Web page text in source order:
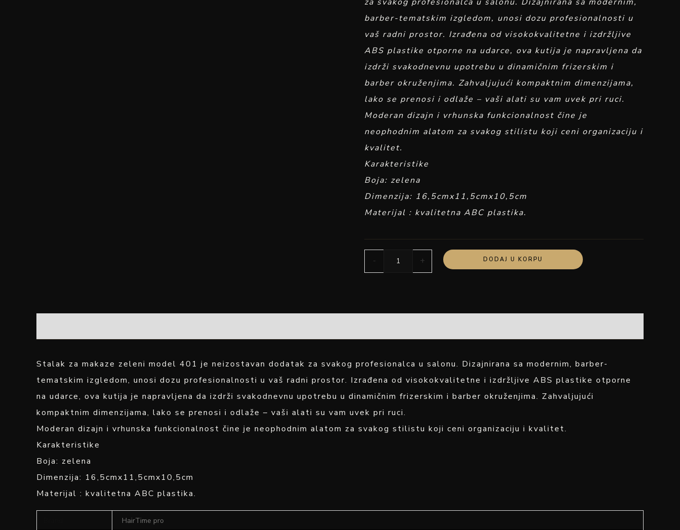
barber-tematskim izgledom, unosi dozu profesionalnosti u
vaš radni prostor. Izrađena od visokokvalitetne i izdržljive
ABS plastike otporne na udarce, ova kutija je napravljena da
izdrži svakodnevnu upotrebu u dinamičnim frizerskim i
barber okruženjima. Zahvaljujući kompaktnim dimenzijama,
lako se prenosi i odlaže – vaši alati su vam uvek pri ruci.
Moderan dizajn i vrhunska funkcionalnost čine je
neophodnim alatom za svakog stilistu koji ceni organizaciju i
kvalitet.
Karakteristike
Boja: zelena
Dimenzija: 16,5cmx11,5cmx10,5cm
Materijal : kvalitetna ABC plastika.
- + DODAJ U KORPU
Stalak za makaze zeleni model 401 je neizostavan dodatak za svakog profesionalca u salonu. Dizajnirana sa modernim, barber-
tematskim izgledom, unosi dozu profesionalnosti u vaš radni prostor. Izrađena od visokokvalitetne i izdržljive ABS plastike otporne
na udarce, ova kutija je napravljena da izdrži svakodnevnu upotrebu u dinamičnim frizerskim i barber okruženjima. Zahvaljujući
kompaktnim dimenzijama, lako se prenosi i odlaže – vaši alati su vam uvek pri ruci.
Moderan dizajn i vrhunska funkcionalnost čine je neophodnim alatom za svakog stilistu koji ceni organizaciju i kvalitet.
Karakteristike
Boja: zelena
Dimenzija: 16,5cmx11,5cmx10,5cm
Materijal : kvalitetna ABC plastika.
HairTime pro